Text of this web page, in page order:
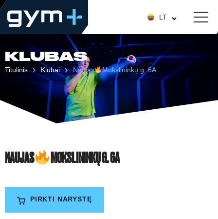
LT
KLUBAS
Titulinis Klubai Naujas Mokslininkų g. 6A
NAUJAS MOKSLININKŲ G. 6A
PIRKTI NARYSTĘ